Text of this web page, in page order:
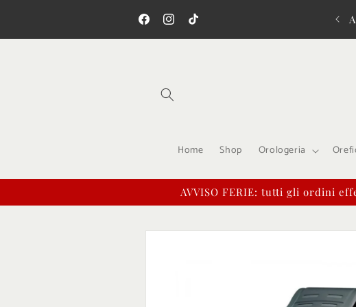
FacebookInstagramTikTok
Spedizione gratis su una spesa minima di €
Home Shop Orologeria
AVVISO FERIE: tutti gli ordini
Passa alle